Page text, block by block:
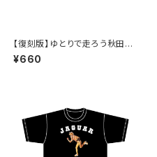
【復刻版】ゆとりで走ろう秋田県
（緑）：ステッカー（大）
¥660